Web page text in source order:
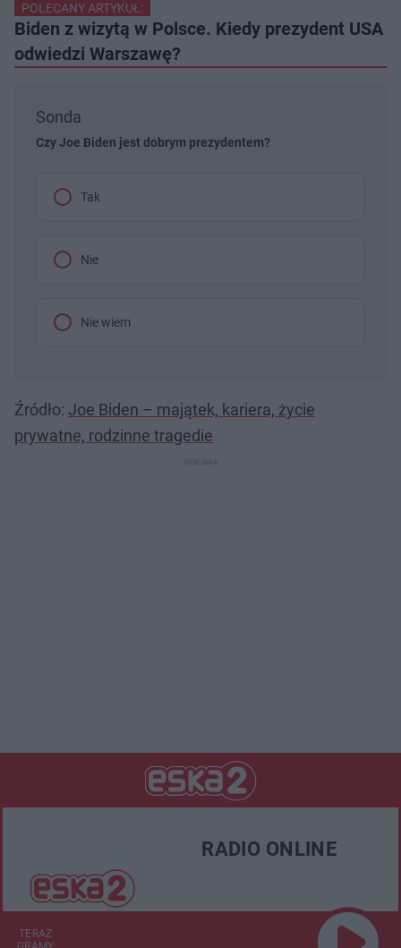
POLECANY ARTYKUŁ:
Biden z wizytą w Polsce. Kiedy prezydent USA
odwiedzi Warszawę?
Sonda
Czy Joe Biden jest dobrym prezydentem?
Tak
Nie
Nie wiem
Źródło: Joe Biden – majątek, kariera, życie
prywatne, rodzinne tragedie
RADIO ONLINE
TERAZ